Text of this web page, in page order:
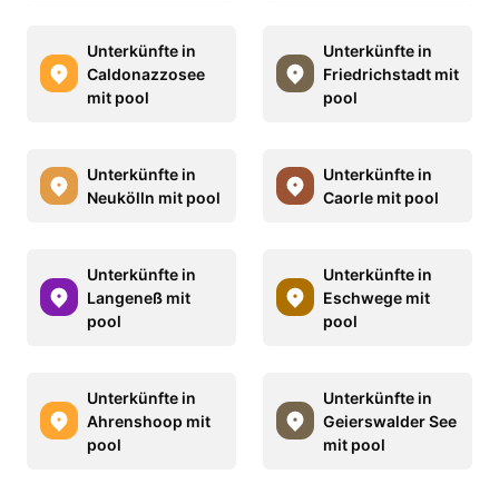
Unterkünfte in
Caldonazzosee
mit pool
Unterkünfte in
Friedrichstadt mit
pool
Unterkünfte in
Neukölln mit pool
Unterkünfte in
Caorle mit pool
Unterkünfte in
Langeneß mit
pool
Unterkünfte in
Eschwege mit
pool
Unterkünfte in
Ahrenshoop mit
pool
Unterkünfte in
Geierswalder See
mit pool